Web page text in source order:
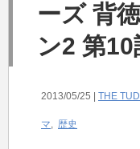
ーズ 背
ン2 第
2013/05/25 | THE
マ, 歴史